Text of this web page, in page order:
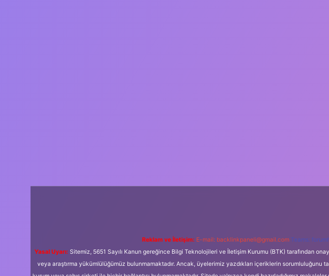
Reklam ve İletişim: E-mail: backlinkpaneli@gmail.com Teams:
Yasal Uyarı: Sitemiz, 5651 Sayılı Kanun gereğince Bilgi Teknolojileri ve İletişim Kurumu (BTK) tarafından
veya araştırma yükümlülüğümüz bulunmamaktadır. Ancak, üyelerimiz yazdıkları içeriklerin